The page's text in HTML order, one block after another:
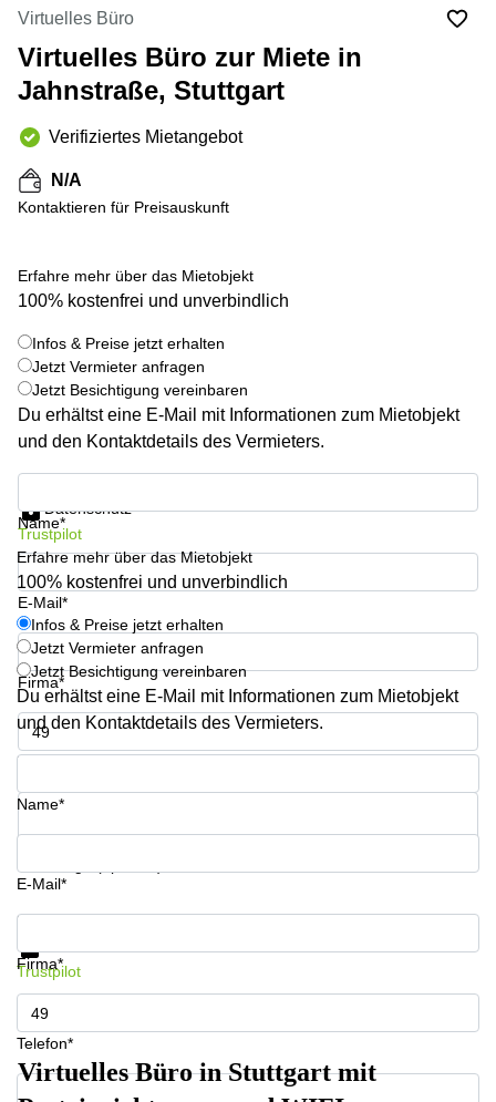
Düsseldorf
Büro
mieten
Köln
Büro
Essen
Büro
Seminarraum
Büro
mieten
Neuss
Büro
mieten
Hamburg
Büro
mieten
Berlin
Mitte
Büro
mieten
Dortmund
Tagungsraum
München
Büro
Mannheim
mieten
Berlin
Coworking
Köln
10
Berlin
Kienberger
Allee 4
Berlin
Schönefeld
8 Hannover
Arcus
Torgauer
Str.
Mainzer
Landstraße
69
2 Berlin
Regus
Frankfurter
Str. 720-
726 Köln
Hohenstaufenring
62 Köln
Erna-
Scheffler-
Str. 1A
Hohenzollernring
Erhard-
Hamburg
Virtuelles Büro
Virtuelles Büro zur Miete in
Jahnstraße, Stuttgart
Verifiziertes Mietangebot
N/A
Kontaktieren für Preisauskunft
Erfahre mehr über das Mietobjekt
100% kostenfrei und unverbindlich
Infos & Preise jetzt erhalten
Jetzt Vermieter anfragen
Jetzt Besichtigung vereinbaren
Du erhältst eine E-Mail mit Informationen zum Mietobjekt
und den Kontaktdetails des Vermieters.
Name*
E-Mail*
Firma*
Telefon*
Datenschutz
Trustpilot
Erfahre mehr über das Mietobjekt
100% kostenfrei und unverbindlich
Infos & Preise jetzt erhalten
Jetzt Vermieter anfragen
Jetzt Besichtigung vereinbaren
Du erhältst eine E-Mail mit Informationen zum Mietobjekt
und den Kontaktdetails des Vermieters.
Name*
E-Mail*
Firma*
Telefon*
Infos & Preise jetzt erhalten
Trustpilot
Virtuelles Büro in Stuttgart mit